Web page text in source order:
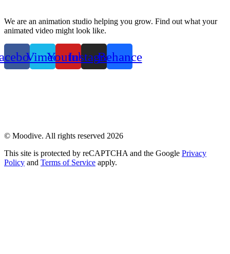
We are an animation studio helping you grow. Find out what your
animated video might look like.
VimeoYoutubeInstagramBehance
© Moodive. All rights reserved 2026
This site is protected by reCAPTCHA and the Google Privacy
Policy and Terms of Service apply.